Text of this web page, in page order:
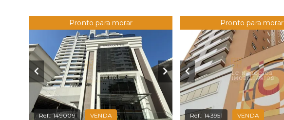
Pronto para morar
Ref.:149009 VENDA
Pronto para morar
Ref.:143951 VENDA